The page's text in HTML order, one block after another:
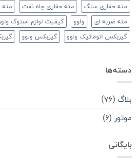
مته حفاری سنگ
مته حفاری چاه نفت
مته ضربه ای
ولوو
کیفیت لوازم استوک
گیربکس اتوماتیک ولوو
گیربکس ولوو
دسته‌ها
بلاگ (۷۶)
موتور (۶)
بایگانی